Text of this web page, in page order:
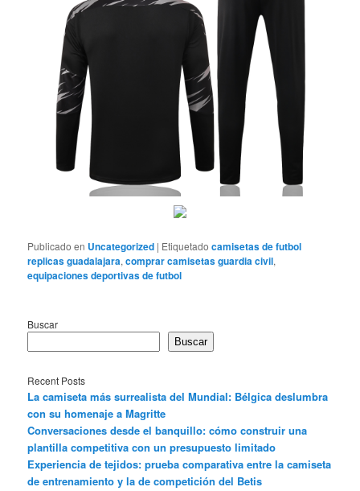
Publicado en Uncategorized | Etiquetado camisetas de futbol
replicas guadalajara,comprar camisetas guardia civil,
equipaciones deportivas de futbol
Buscar
Buscar
Recent Posts
La camiseta más surrealista del Mundial: Bélgica deslumbra
con su homenaje a Magritte
Conversaciones desde el banquillo: cómo construir una
plantilla competitiva con un presupuesto limitado
Experiencia de tejidos: prueba comparativa entre la camiseta
de entrenamiento y la de competición del Betis